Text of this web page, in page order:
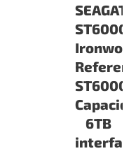
SEAGATE
Ironwolf
6TB